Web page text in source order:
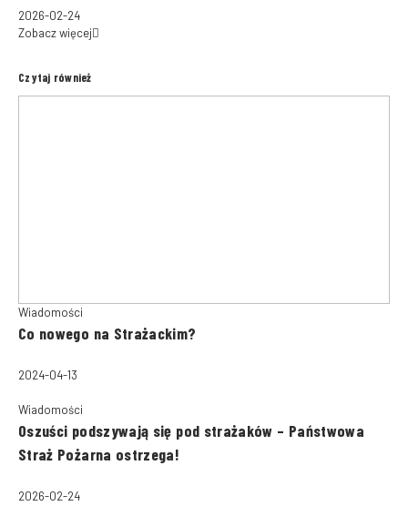
2026-02-24
Zobacz więcej
Czytaj również
Wiadomości
Co nowego na Strażackim?
2024-04-13
Wiadomości
Oszuści podszywają się pod strażaków – Państwowa
Straż Pożarna ostrzega!
2026-02-24